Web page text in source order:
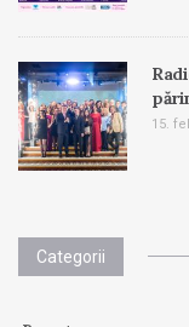
15.
Categorii